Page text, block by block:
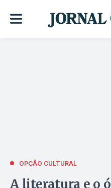
OPÇÃO CULTURAL
A literatura e o